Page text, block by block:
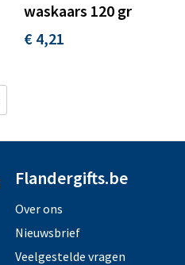
waskaars 120 gr
€ 4,21
Flandergifts.be
Over ons
Nieuwsbrief
Veelgestelde vragen